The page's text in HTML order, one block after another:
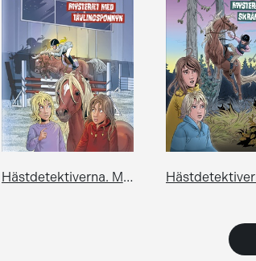
Hästdetektiverna. Mysteriet med tävlingsponnyn